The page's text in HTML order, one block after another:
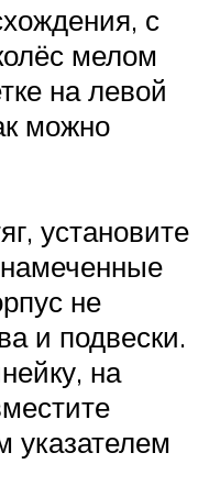
с
мелом
на левой
можно
установите
не
и подвески.
на
указателем